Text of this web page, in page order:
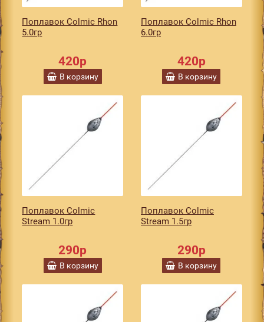
Поплавок Colmic Rhon
5.0гр
420р
В корзину
Поплавок Colmic Rhon
6.0гр
420р
В корзину
Поплавок Colmic
Stream 1.0гр
290р
В корзину
Поплавок Colmic
Stream 1.5гр
290р
В корзину